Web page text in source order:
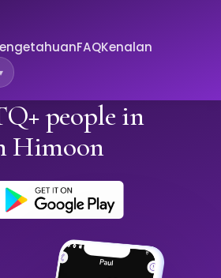
FAQKenalan
people in
Himoon